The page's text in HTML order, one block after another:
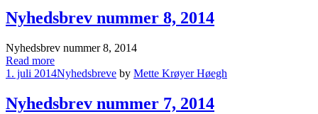
Nyhedsbrev nummer 8, 2014
Nyhedsbrev nummer 8, 2014
Read more
1. juli 2014Nyhedsbreve by Mette Krøyer Høegh
Nyhedsbrev nummer 7, 2014